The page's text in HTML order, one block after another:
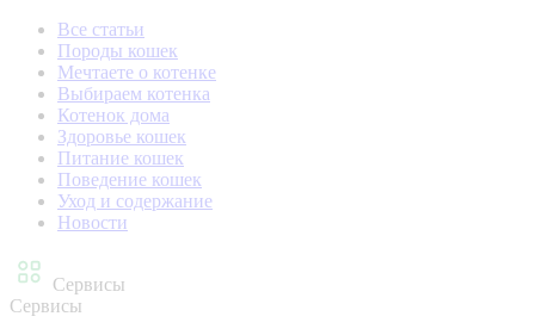
Все статьи
Породы кошек
Мечтаете о котенке
Выбираем котенка
Котенок дома
Здоровье кошек
Питание кошек
Поведение кошек
Уход и содержание
Новости
Сервисы
Сервисы